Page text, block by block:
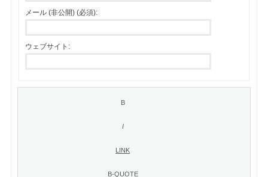
メール (非公開) (必須):
ウェブサイト: